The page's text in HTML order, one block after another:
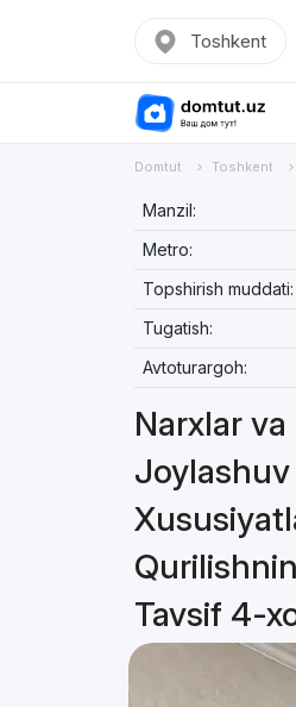
Toshkent
Domtut Toshkent
Manzil:
Metro:
Topshirish muddati:
Tugatish:
Avtoturargoh:
Narxlar
Tavsif 4-